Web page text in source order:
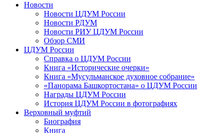
Новости
Новости ЦДУМ России
Новости РДУМ
Новости РИУ ЦДУМ России
Обзор СМИ
ЦДУМ России
Справка о ЦДУМ России
Книга «Исторические очерки»
Книга «Мусульманское духовное собрание»
«Панорама Башкортостана» о ЦДУМ России
Награды ЦДУМ России
История ЦДУМ России в фотографиях
Верховный муфтий
Биография
Книга